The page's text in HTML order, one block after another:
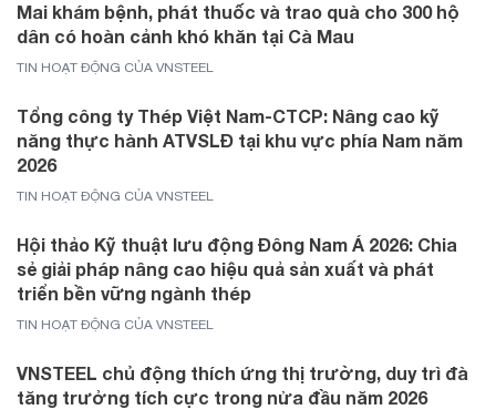
Mai khám bệnh, phát thuốc và trao quà cho 300 hộ
dân có hoàn cảnh khó khăn tại Cà Mau
TIN HOẠT ĐỘNG CỦA VNSTEEL
Tổng công ty Thép Việt Nam-CTCP: Nâng cao kỹ
năng thực hành ATVSLĐ tại khu vực phía Nam năm
2026
TIN HOẠT ĐỘNG CỦA VNSTEEL
Hội thảo Kỹ thuật lưu động Đông Nam Á 2026: Chia
sẻ giải pháp nâng cao hiệu quả sản xuất và phát
triển bền vững ngành thép
TIN HOẠT ĐỘNG CỦA VNSTEEL
VNSTEEL chủ động thích ứng thị trường, duy trì đà
tăng trưởng tích cực trong nửa đầu năm 2026